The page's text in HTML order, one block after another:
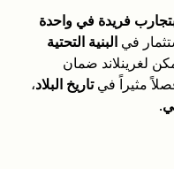
فريدة في واحدة
في البنية التحتية
لغرينلاند ضمان
مثيراً فيتاريخ البلاد،
.